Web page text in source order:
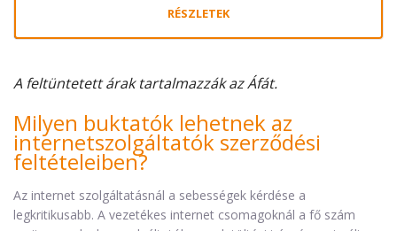
RÉSZLETEK
A feltüntetett árak tartalmazzák az Áfát.
Milyen buktatók lehetnek az
internetszolgáltatók szerződési
feltételeiben?
Az internet szolgáltatásnál a sebességek kérdése a
legkritikusabb. A vezetékes internet csomagoknál a fő szám